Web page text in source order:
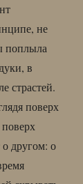
не
поплыла
в
страстей.
поверх
другом: о